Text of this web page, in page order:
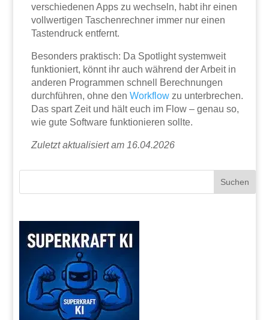
verschiedenen Apps zu wechseln, habt ihr einen
vollwertigen Taschenrechner immer nur einen
Tastendruck entfernt.
Besonders praktisch: Da Spotlight systemweit
funktioniert, könnt ihr auch während der Arbeit in
anderen Programmen schnell Berechnungen
durchführen, ohne denWorkflow zu unterbrechen.
Das spart Zeit und hält euch im Flow – genau so,
wie gute Software funktionieren sollte.
Zuletzt aktualisiert am 16.04.2026